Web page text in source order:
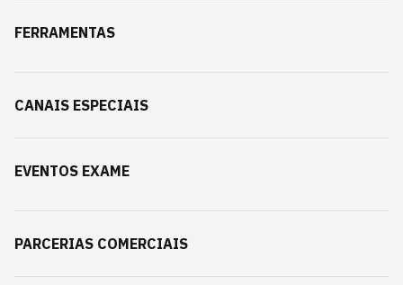
FERRAMENTAS
CANAIS ESPECIAIS
EVENTOS EXAME
PARCERIAS COMERCIAIS